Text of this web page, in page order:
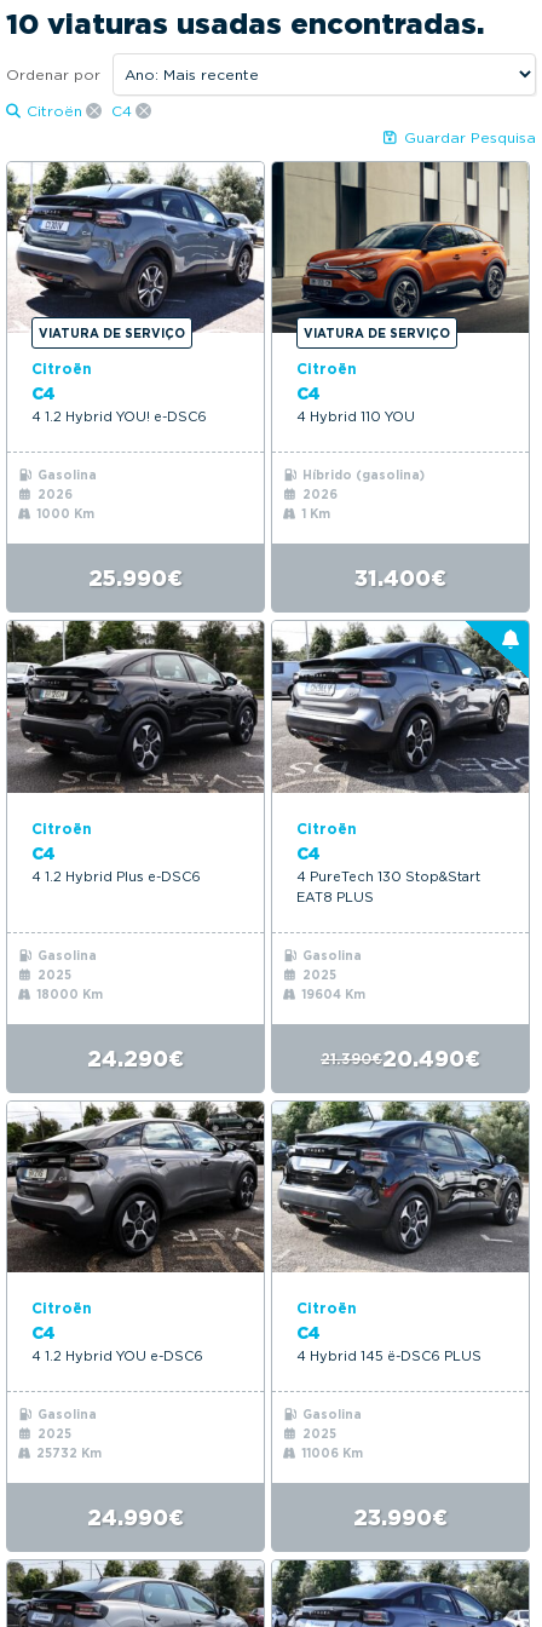
a
t
i
n
31400€
1Kms 31589Kms
Mais opções
10 viaturas usadas encontradas.
Ordenar por
Citroën
C4
Guardar Pesquisa
VIATURA DE SERVIÇO
Citroën
C4
4 1.2 Hybrid YOU! e-DSC6
Gasolina
2026
1000 Km
25.990€
VIATURA DE SERVIÇO
Citroën
C4
4 Hybrid 110 YOU
Híbrido (gasolina)
2026
1 Km
31.400€
Citroën
C4
4 1.2 Hybrid Plus e-DSC6
Gasolina
2025
18000 Km
24.290€
Citroën
C4
4 PureTech 130 Stop&Start
EAT8 PLUS
Gasolina
2025
19604 Km
21.390€20.490€
Citroën
C4
4 1.2 Hybrid YOU e-DSC6
Gasolina
2025
25732 Km
24.990€
Citroën
C4
4 Hybrid 145 ë-DSC6 PLUS
Gasolina
2025
11006 Km
23.990€